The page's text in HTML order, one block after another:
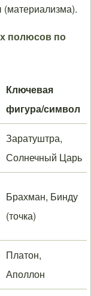
(материализма).
полюсов по
Ключевая
фигура/символ
Заратуштра,
Солнечный Царь
Брахман, Бинду
(точка)
Платон,
Аполлон